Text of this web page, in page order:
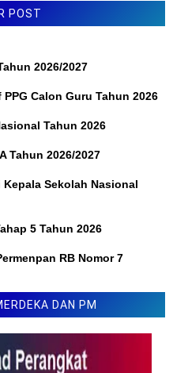
POST
2026/2027
Calon Guru Tahun 2026
Tahun 2026
Tahun 2026/2027
Sekolah Nasional
5 Tahun 2026
RB Nomor 7
(LINKAR)DAN PM